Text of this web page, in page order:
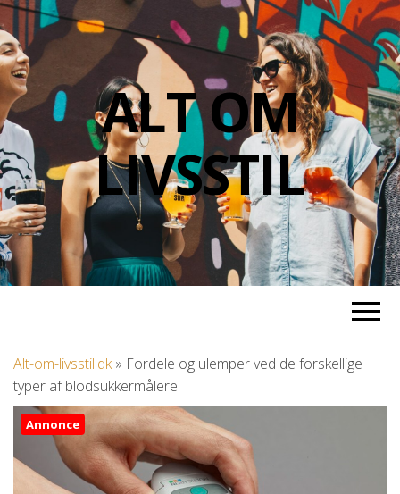
ALT OM
LIVSSTIL
Alt-om-livsstil.dk» Fordele og ulemper ved de forskellige
typer af blodsukkermålere
Annonce